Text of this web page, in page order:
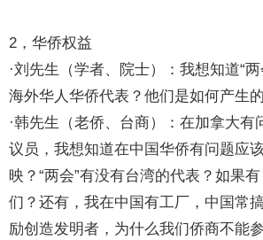
2，华侨权益
·刘先生（学者、院士）：我想知道“
海外华人华侨代表？他们是如何产生
·韩先生（老侨、台商）：在加拿大有
议员，我想知道在中国华侨有问题应
映？“两会”有没有台湾的代表？如果
们？还有，我在中国有工厂，中国常
励创造发明者，为什么我们侨商不能